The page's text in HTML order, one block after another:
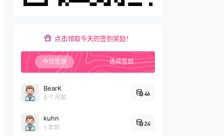
点击领取今天的签到奖励！
今日签到 连续签到
BearK
8 个月前
46
kuhn
1 年前
24